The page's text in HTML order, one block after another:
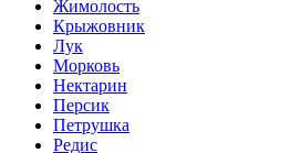
Жимолость
Крыжовник
Лук
Морковь
Нектарин
Персик
Петрушка
Редис